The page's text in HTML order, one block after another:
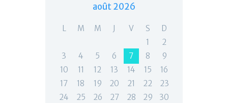
août 2026
L M M J V S
D
1
2
3
4 5 6 7 8
9
10
11 12 13 14 15
16
17
18 19 20 21 22
23
24
25 26 27 28 29
30